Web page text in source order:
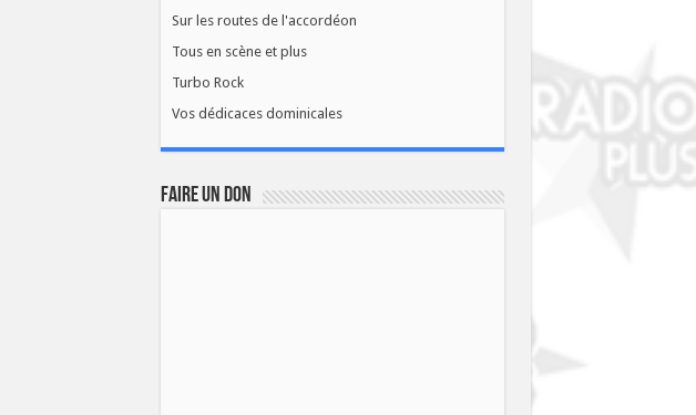
Sur les routes de l'accordéon
Tous en scène et plus
Turbo Rock
Vos dédicaces dominicales
FAIRE UN DON